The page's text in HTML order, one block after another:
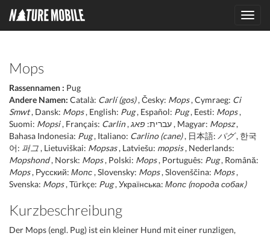
Mops
Rassennamen : Pug
Andere Namen: Català: Carlí (gos), Česky: Mops, Cymraeg: Ci
Smwt, Dansk: Mops, English: Pug, Español: Pug, Eesti: Mops,
Suomi: Mopsi, Français: Carlin , עברית: פאג , Magyar: Mopsz,
Bahasa Indonesia: Pug, Italiano: Carlino (cane), 日本語: パグ, 한국
어: 퍼그 , Lietuviškai: Mopsas, Latviešu: mopsis, Nederlands:
Mopshond, Norsk: Mops, Polski: Mops, Português: Pug, Română:
Mops, Русский: Мопс , Slovensky: Mops, Slovenščina: Mops,
Svenska: Mops, Türkçe: Pug, Українська: Мопс (порода собак)
Kurzbeschreibung
Der Mops (engl. Pug) ist ein kleiner Hund mit einer runzligen,